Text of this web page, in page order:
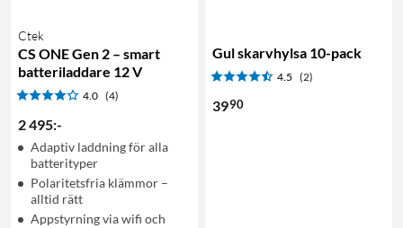
Ctek
CS ONE Gen 2 – smart
batteriladdare 12 V
4.0 (4)
2 495:-
Adaptiv laddning för alla
batterityper
Polaritetsfria klämmor –
alltid rätt
Appstyrning via wifi och
Gul skarvhylsa 10-pack
4.5 (2)
3990